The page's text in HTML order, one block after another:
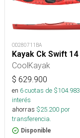
OD280711BA
Kayak Ck Swift 14
CoolKayak
$ 629.900
en 6cuotas de $104.983
interés
ahorras $25.200 por
transferencia.
Disponible